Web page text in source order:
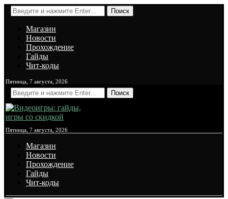
Поиск
Магазин
Новости
Прохождение
Гайды
Чит-коды
Пятница, 7 августа, 2026
Поиск
Пятница, 7 августа, 2026
Магазин
Новости
Прохождение
Гайды
Чит-коды